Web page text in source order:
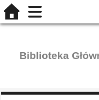
Biblioteka